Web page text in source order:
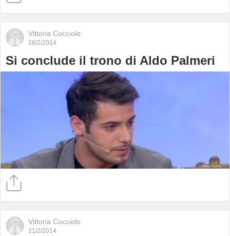
Vittoria Cocciolo
26/2/2014
Si conclude il trono di Aldo Palmeri
Vittoria Cocciolo
21/2/2014